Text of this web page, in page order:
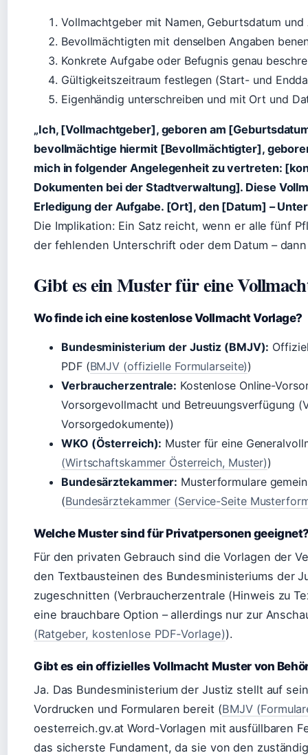
Vollmachtgeber mit Namen, Geburtsdatum und
Bevollmächtigten mit denselben Angaben
Konkrete Aufgabe oder Befugnis genau
Gültigkeitszeitraum festlegen (Start- und
Eigenhändig unterschreiben und mit Ort und
„Ich, [Vollmachtgeber], geboren am
bevollmächtige hiermit [Bevollmächtigter],
mich in folgender Angelegenheit zu vertreten:
Dokumenten bei der Stadtverwaltung]. Diese
Erledigung der Aufgabe. [Ort], den [Datum] –
Die Implikation: Ein Satz reicht, wenn er alle fünf
der fehlenden Unterschrift oder dem Datum –
Gibt es ein Muster für eine
Wo finde ich eine kostenlose Vollmacht Vorlage?
Bundesministerium der Justiz (BMJV):
PDF (BMJV (offizielle Formularseite))
Verbraucherzentrale: Kostenlose Online-
Vorsorgevollmacht und Betreuungsverfügung
Vorsorgedokumente))
WKO (Österreich): Muster für eine
(Wirtschaftskammer Österreich, Muster))
Bundesärztekammer: Musterformulare
(Bundesärztekammer (Service-Seite
Welche Muster sind für Privatpersonen
Für den privaten Gebrauch sind die Vorlagen der
den Textbausteinen des Bundesministeriums der
zugeschnitten (Verbraucherzentrale (Hinweis zu
eine brauchbare Option – allerdings nur zur
(Ratgeber, kostenlose PDF-Vorlage)).
Gibt es ein offizielles Vollmacht Muster von
Ja. Das Bundesministerium der Justiz stellt auf
Vordrucken und Formularen bereit (BMJV
oesterreich.gv.at Word-Vorlagen mit ausfüllbaren
das sicherste Fundament, da sie von den